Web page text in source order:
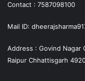
Contact : 7587098100
Mail ID:
Address : Govind Nagar
Raipur Chhattisgarh